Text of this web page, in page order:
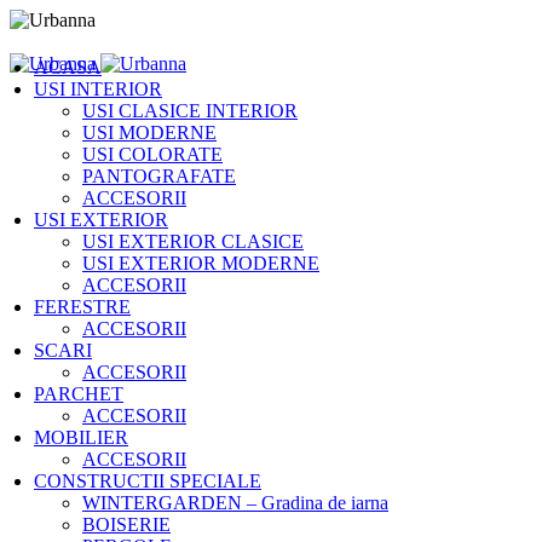
ACASA
USI INTERIOR
USI CLASICE INTERIOR
USI MODERNE
USI COLORATE
PANTOGRAFATE
ACCESORII
USI EXTERIOR
USI EXTERIOR CLASICE
USI EXTERIOR MODERNE
ACCESORII
FERESTRE
ACCESORII
SCARI
ACCESORII
PARCHET
ACCESORII
MOBILIER
ACCESORII
CONSTRUCTII SPECIALE
WINTERGARDEN – Gradina de iarna
BOISERIE